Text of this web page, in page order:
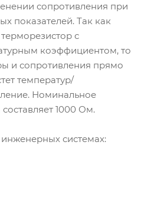
сопротивления при
показателей. Так как
с
коэффициентом, то
и сопротивления прямо
температур/
Номинальное
1000 Ом.
системах: